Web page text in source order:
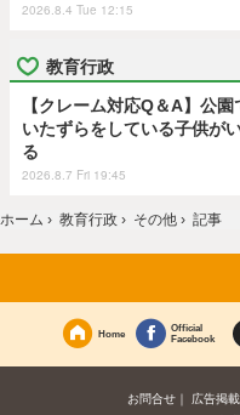
2026.8.4 Tue 12:15
教育行政
【クレーム対応Q＆A】公園
いたずらをしている子供が
る
2026.8.7 Fri 19:45
ホーム › 教育行政 › その他 › 記事
Home
Official
Facebook
お問合せ 広告掲載